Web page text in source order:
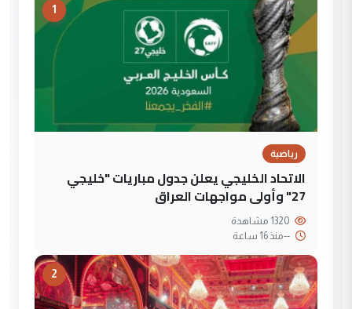
1
رياضية
الاتحاد الخليجي يعلن جدول مباريات "خليجي
27" وأولى مواجهات العراق
--منذ 16 ساعة
2